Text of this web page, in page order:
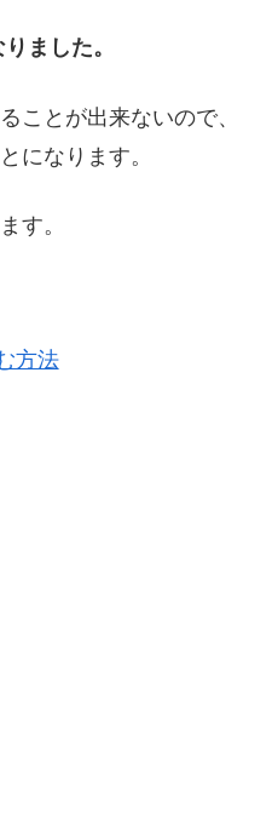
ました。
とが出来ないので、
になります。
す。
方法